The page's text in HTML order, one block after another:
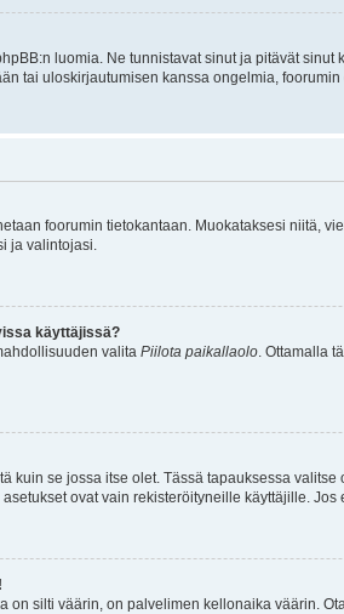
luomia. Ne tunnistavat sinut ja pitävät
tai uloskirjautumisen kanssa ongelmia,
foorumin tietokantaan. Muokataksesi niitä,
ja valintojasi.
käyttäjissä?
valita Piilota paikallaolo . Ottamalla
kuin se jossa itse olet. Tässä tapauksessa
ovat vain rekisteröityneille käyttäjille. Jos
silti väärin, on palvelimen kellonaika väärin.